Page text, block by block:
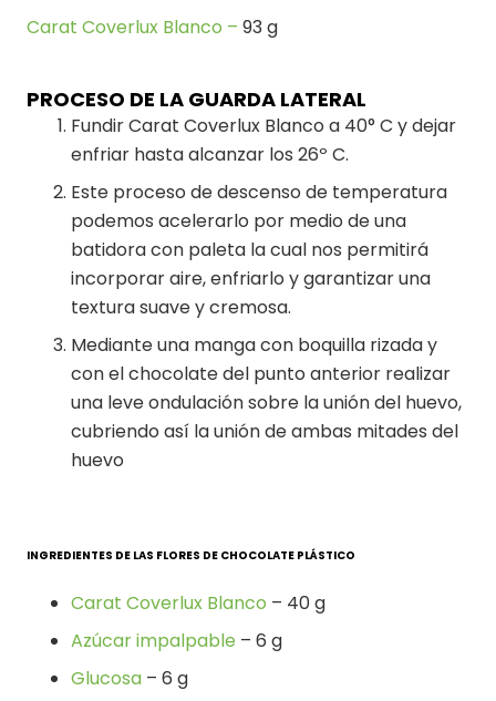
Carat Coverlux Blanco – 93 g
PROCESO DE LA GUARDA LATERAL
Fundir Carat Coverlux Blanco a 40° C y dejar
enfriar hasta alcanzar los 26º C.
Este proceso de descenso de temperatura
podemos acelerarlo por medio de una
batidora con paleta la cual nos permitirá
incorporar aire, enfriarlo y garantizar una
textura suave y cremosa.
Mediante una manga con boquilla rizada y
con el chocolate del punto anterior realizar
una leve ondulación sobre la unión del huevo,
cubriendo así la unión de ambas mitades del
huevo
INGREDIENTES DE LAS FLORES DE CHOCOLATE PLÁSTICO
Carat Coverlux Blanco – 40 g
Azúcar impalpable – 6 g
Glucosa – 6 g